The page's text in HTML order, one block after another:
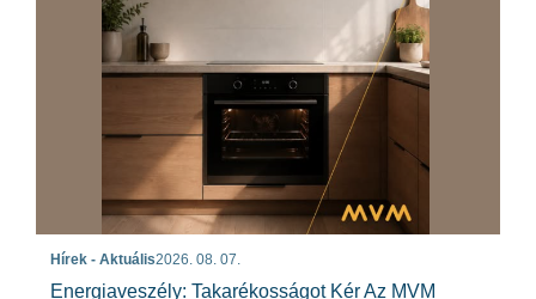
Hírek - Aktuális2026. 08. 07.
Energiaveszély: Takarékosságot Kér Az MVM